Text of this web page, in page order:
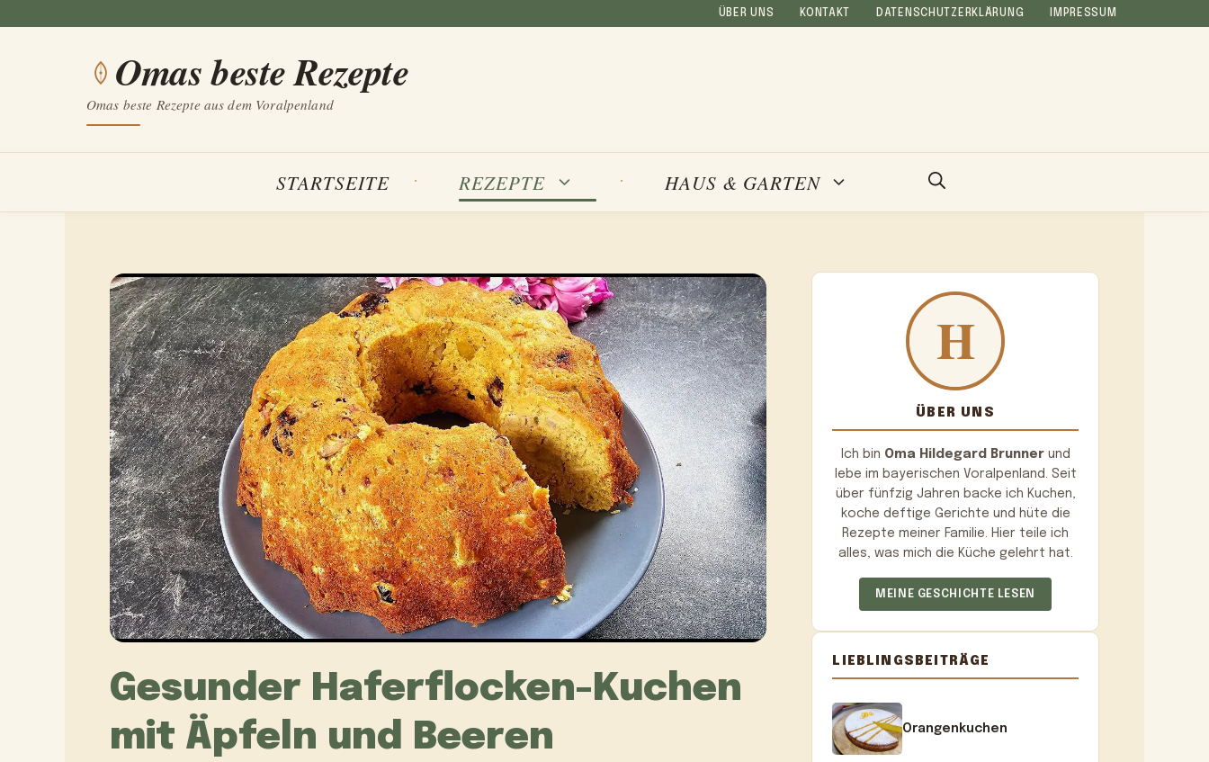
ÜBER UNS KONTAKT DATENSCHUTZERKLÄRUNG IMPRESSUM
Omas beste Rezepte
Omas beste Rezepte aus dem Voralpenland
STARTSEITE REZEPTE HAUS & GARTEN
Gesunder Haferflocken-Kuchen
mit Äpfeln und Beeren
ÜBER UNS
Ich bin Oma Hildegard Brunnerund
lebe im bayerischen Voralpenland. Seit
über fünfzig Jahren backe ich Kuchen,
koche deftige Gerichte und hüte die
Rezepte meiner Familie. Hier teile ich
alles, was mich die Küche gelehrt hat.
MEINE GESCHICHTE LESEN
LIEBLINGSBEITRÄGE
Orangenkuchen